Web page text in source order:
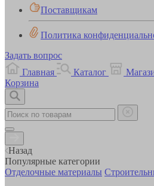
Поставщикам
Политика
Задать вопрос
Главная
Каталог
Корзина
Назад
Популярные категории
Отделочные материалы